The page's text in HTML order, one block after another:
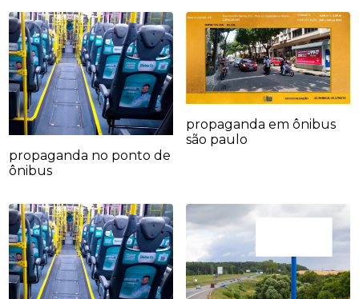
propaganda no ponto de
ônibus
propaganda em ônibus
são paulo